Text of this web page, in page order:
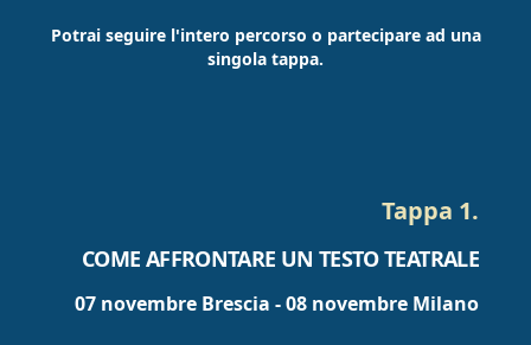
Potrai seguire l'intero percorso o partecipare ad una
singola tappa.
COME AFFRONTARE UN TESTO TEATRALE
Tappa 1.
07 novembre Brescia - 08 novembre Milano